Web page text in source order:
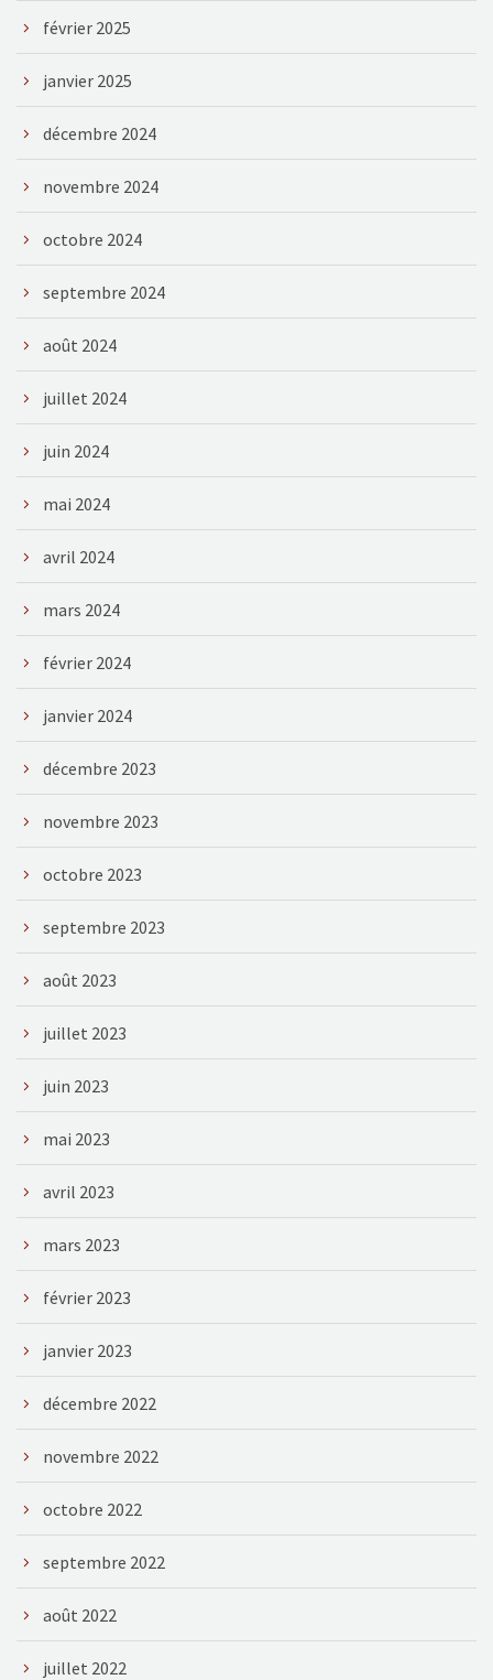
février 2025
janvier 2025
décembre 2024
novembre 2024
octobre 2024
septembre 2024
août 2024
juillet 2024
juin 2024
mai 2024
avril 2024
mars 2024
février 2024
janvier 2024
décembre 2023
novembre 2023
octobre 2023
septembre 2023
août 2023
juillet 2023
juin 2023
mai 2023
avril 2023
mars 2023
février 2023
janvier 2023
décembre 2022
novembre 2022
octobre 2022
septembre 2022
août 2022
juillet 2022